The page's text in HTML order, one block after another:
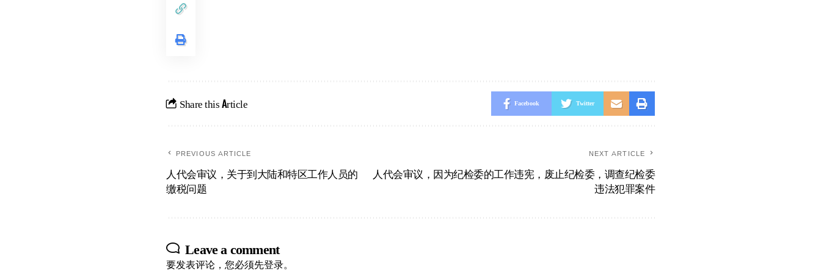
Share this Article Facebook Twitter
PREVIOUS ARTICLE
人代会审议，关于到大陆和特区工作人员的
缴税问题
NEXT ARTICLE
人代会审议，因为纪检委的工作违宪，废止纪检委，调查纪检委
违法犯罪案件
Leave a comment
要发表评论，您必须先登录。